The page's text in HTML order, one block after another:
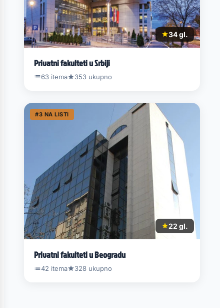
34 gl.
Privatni fakulteti u Srbiji
63 itema 353 ukupno
#3 NA LISTI
22 gl.
Privatni fakulteti u Beogradu
42 itema 328 ukupno